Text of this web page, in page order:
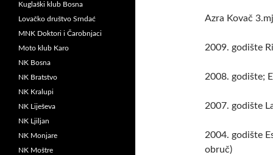
Azra Kovač
2009. godište
2008. godište;
2007. godište
2004. godište
obruč)
Kuglaški klub Bosna
Lovačko društvo Srndać
MNK Doktori i Čarobnjaci
Moto klub Karo
NK Bosna
NK Bratstvo
NK Kralupi
NK Liješeva
NK Ljiljan
NK Monjare
NK Moštre